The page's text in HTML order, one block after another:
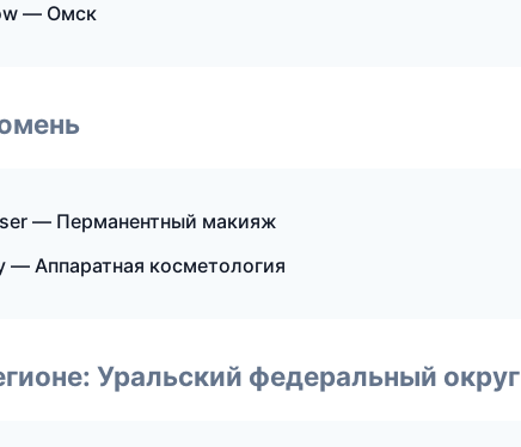
— Омск
— Перманентный макияж
— Аппаратная косметология
Уральский федеральный округ